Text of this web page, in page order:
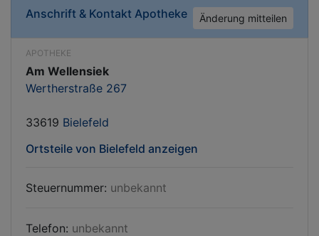
Anschrift & Kontakt Apotheke Änderung mitteilen
APOTHEKE
Am Wellensiek
Wertherstraße 267
33619 Bielefeld
Ortsteile von Bielefeld anzeigen
Steuernummer: unbekannt
Telefon: unbekannt